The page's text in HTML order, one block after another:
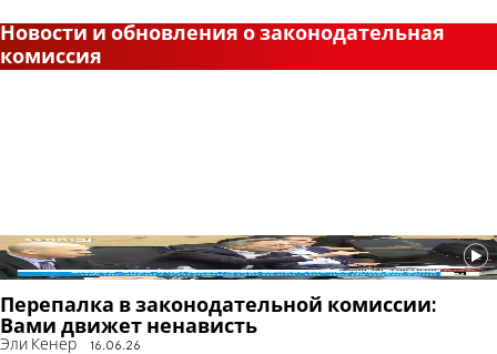
Новости и обновления о законодательная
комиссия
Перепалка в законодательной комиссии:
Вами движет ненависть
Эли Кенер 16.06.26